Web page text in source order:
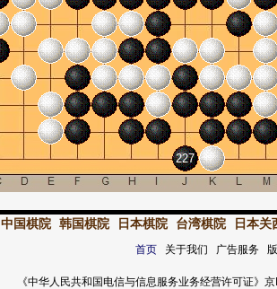
227
中国棋院 韩国棋院 日本棋院 台湾棋院 日本关
首页关于我们 广告服务
《中华人民共和国电信与信息服务业务经营许可证